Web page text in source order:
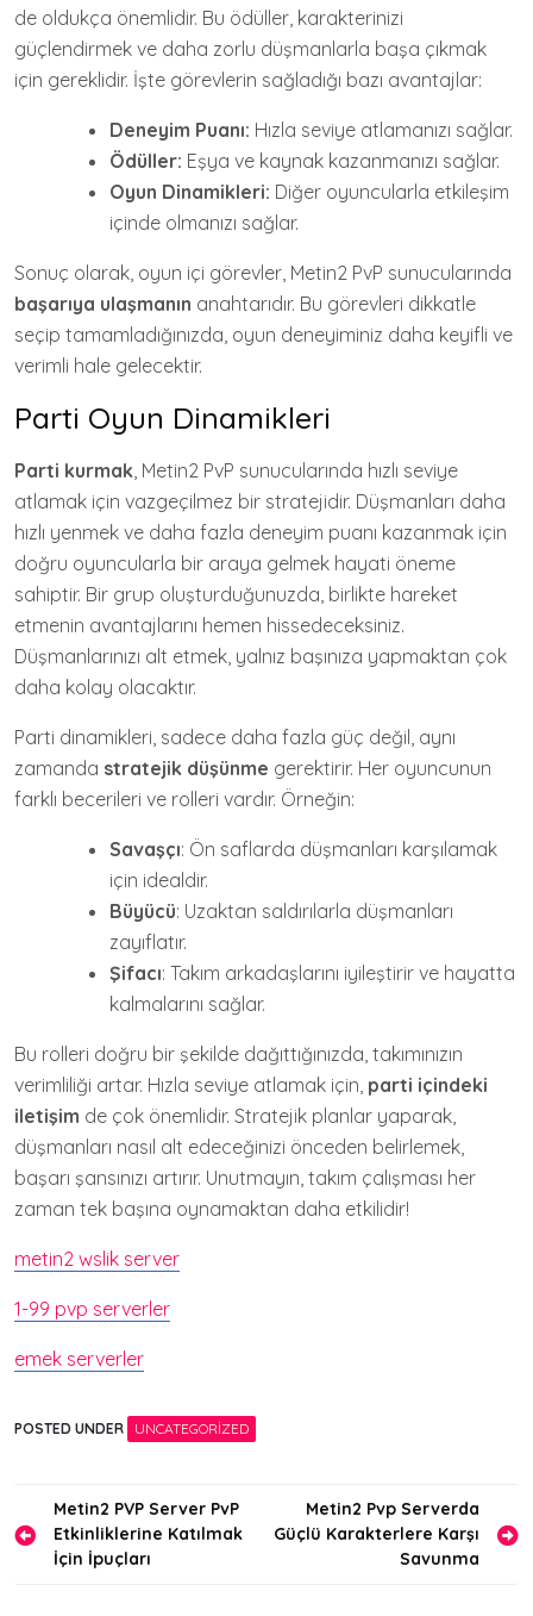
de oldukça önemlidir. Bu ödüller, karakterinizi
güçlendirmek ve daha zorlu düşmanlarla başa çıkmak
için gereklidir. İşte görevlerin sağladığı bazı avantajlar:
Deneyim Puanı: Hızla seviye atlamanızı sağlar.
Ödüller: Eşya ve kaynak kazanmanızı sağlar.
Oyun Dinamikleri: Diğer oyuncularla etkileşim
içinde olmanızı sağlar.
Sonuç olarak, oyun içi görevler, Metin2 PvP sunucularında
başarıya ulaşmanın anahtarıdır. Bu görevleri dikkatle
seçip tamamladığınızda, oyun deneyiminiz daha keyifli ve
verimli hale gelecektir.
Parti Oyun Dinamikleri
Parti kurmak, Metin2 PvP sunucularında hızlı seviye
atlamak için vazgeçilmez bir stratejidir. Düşmanları daha
hızlı yenmek ve daha fazla deneyim puanı kazanmak için
doğru oyuncularla bir araya gelmek hayati öneme
sahiptir. Bir grup oluşturduğunuzda, birlikte hareket
etmenin avantajlarını hemen hissedeceksiniz.
Düşmanlarınızı alt etmek, yalnız başınıza yapmaktan çok
daha kolay olacaktır.
Parti dinamikleri, sadece daha fazla güç değil, aynı
zamanda stratejik düşünme gerektirir. Her oyuncunun
farklı becerileri ve rolleri vardır. Örneğin:
Savaşçı: Ön saflarda düşmanları karşılamak
için idealdir.
Büyücü: Uzaktan saldırılarla düşmanları
zayıflatır.
Şifacı: Takım arkadaşlarını iyileştirir ve hayatta
kalmalarını sağlar.
Bu rolleri doğru bir şekilde dağıttığınızda, takımınızın
verimliliği artar. Hızla seviye atlamak için, parti içindeki
iletişim de çok önemlidir. Stratejik planlar yaparak,
düşmanları nasıl alt edeceğinizi önceden belirlemek,
başarı şansınızı artırır. Unutmayın, takım çalışması her
zaman tek başına oynamaktan daha etkilidir!
metin2 wslik server
1-99 pvp serverler
emek serverler
POSTED UNDER UNCATEGORIZED
Yazı
gezinmesi
Metin2 PVP Server PvP
Etkinliklerine Katılmak
İçin İpuçları
Metin2 Pvp Serverda
Güçlü Karakterlere Karşı
Savunma